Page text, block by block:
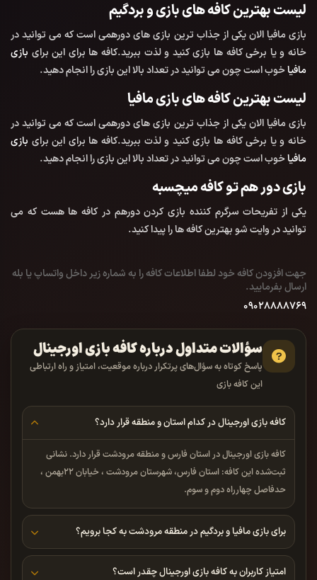
لیست بهترین کافه های بازی و بردگیم
بازی مافیا الان یکی از جذاب ترین بازی های دورهمی است که می توانید در
خانه و یا برخی کافه ها بازی کنید و لذت ببرید.کافه ها برای این برای بازی
مافیاخوب است چون می توانید در تعداد بالا این بازی را انجام دهید.
لیست بهترین کافه های بازی مافیا
بازی مافیا الان یکی از جذاب ترین بازی های دورهمی است که می توانید در
خانه و یا برخی کافه ها بازی کنید و لذت ببرید.کافه ها برای این برای بازی
مافیاخوب است چون می توانید در تعداد بالا این بازی را انجام دهید.
بازی دور هم تو کافه میچسبه
یکی از تفریحات سرگرم کننده بازی کردن دورهم در کافه ها هست که می
توانید در وایت شو بهترین کافه ها را پیدا کنید.
جهت افزودن کافه خود لطفا اطلاعات کافه را به شماره زیر داخل واتساپ یا بله
ارسال بفرمایید.
09028888769
سؤالات متداول درباره کافه بازی اورجینال
پاسخ کوتاه به سؤال‌های پرتکرار درباره موقعیت، امتیاز و راه ارتباطی
این کافه بازی
کافه بازی اورجینال در کدام استان و منطقه قرار دارد؟
کافه بازی اورجینال در استان فارس و منطقه مرودشت قرار دارد. نشانی
ثبت‌شده این کافه: استان فارس، شهرستان مرودشت ، خیابان ۲۲بهمن ،
حدفاصل چهارراه دوم و سوم.
برای بازی مافیا و بردگیم در منطقه مرودشت به کجا برویم؟
امتیاز کاربران به کافه بازی اورجینال چقدر است؟